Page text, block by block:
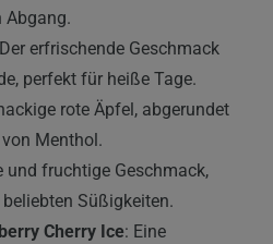
Abgang.
erfrischende Geschmack
perfekt für heiße Tage.
rote Äpfel, abgerundet
Menthol.
und fruchtige Geschmack,
Süßigkeiten.
Cherry Ice: Eine